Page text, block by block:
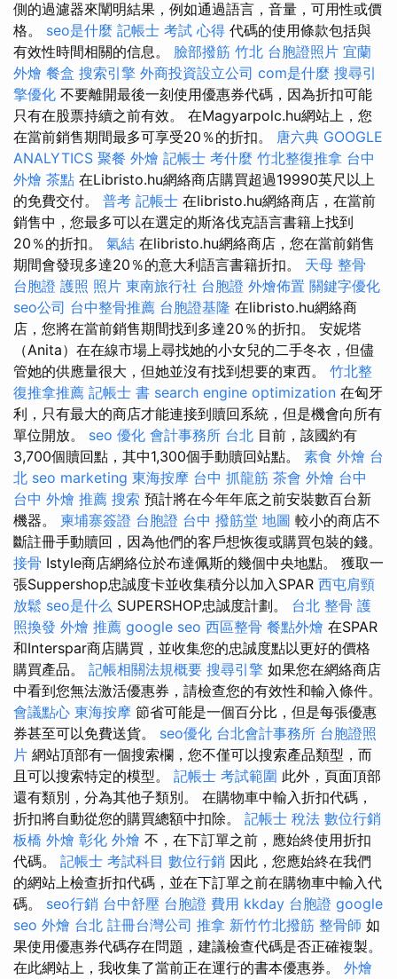
側的過濾器來闡明結果，例如通過語言，音量，可用性或價
格。 seo是什麼 記帳士 考試 心得 代碼的使用條款包括與
有效性時間相關的信息。 臉部撥筋 竹北 台胞證照片 宜蘭
外燴 餐盒 搜索引擎 外商投資設立公司 com是什麼 搜尋引
擎優化 不要離開最後一刻使用優惠券代碼，因為折扣可能
只有在股票持續之前有效。 在Magyarpolc.hu網站上，您
在當前銷售期間最多可享受20％的折扣。 唐六典 GOOGLE
ANALYTICS 聚餐 外燴 記帳士 考什麼 竹北整復推拿 台中
外燴 茶點 在Libristo.hu網絡商店購買超過19990英尺以上
的免費交付。 普考 記帳士 在libristo.hu網絡商店，在當前
銷售中，您最多可以在選定的斯洛伐克語言書籍上找到
20％的折扣。 氣結 在libristo.hu網絡商店，您在當前銷售
期間會發現多達20％的意大利語言書籍折扣。 天母 整骨
台胞證 護照 照片 東南旅行社 台胞證 外燴佈置 關鍵字優化
seo公司 台中整骨推薦 台胞證基隆 在libristo.hu網絡商
店，您將在當前銷售期間找到多達20％的折扣。 安妮塔
（Anita）在在線市場上尋找她的小女兒的二手冬衣，但儘
管她的供應量很大，但她並沒有找到想要的東西。 竹北整
復推拿推薦 記帳士 書 search engine optimization 在匈牙
利，只有最大的商店才能連接到贖回系統，但是機會向所有
單位開放。 seo 優化 會計事務所 台北 目前，該國約有
3,700個贖回點，其中1,300個手動贖回站點。 素食 外燴 台
北 seo marketing 東海按摩 台中 抓龍筋 茶會 外燴 台中
台中 外燴 推薦 搜索 預計將在今年年底之前安裝數百台新
機器。 柬埔寨簽證 台胞證 台中 撥筋堂 地圖 較小的商店不
斷註冊手動贖回，因為他們的客戶想恢復或購買包裝的錢。
接骨 Istyle商店網絡位於布達佩斯的幾個中央地點。 獲取一
張Suppershop忠誠度卡並收集積分以加入SPAR 西屯肩頸
放鬆 seo是什么 SUPERSHOP忠誠度計劃。 台北 整骨 護
照換發 外燴 推薦 google seo 西區整骨 餐點外燴 在SPAR
和Interspar商店購買，並收集您的忠誠度點以更好的價格
購買產品。 記帳相關法規概要 搜尋引擎 如果您在網絡商店
中看到您無法激活優惠券，請檢查您的有效性和輸入條件。
會議點心 東海按摩 節省可能是一個百分比，但是每張優惠
券甚至可以免費送貨。 seo優化 台北會計事務所 台胞證照
片 網站頂部有一個搜索欄，您不僅可以搜索產品類型，而
且可以搜索特定的模型。 記帳士 考試範圍 此外，頁面頂部
還有類別，分為其他子類別。 在購物車中輸入折扣代碼，
折扣將自動從您的購買總額中扣除。 記帳士 稅法 數位行銷
板橋 外燴 彰化 外燴 不，在下訂單之前，應始終使用折扣
代碼。 記帳士 考試科目 數位行銷 因此，您應始終在我們
的網站上檢查折扣代碼，並在下訂單之前在購物車中輸入代
碼。 seo行銷 台中舒壓 台胞證 費用 kkday 台胞證 google
seo 外燴 台北 註冊台灣公司 推拿 新竹竹北撥筋 整骨師 如
果使用優惠券代碼存在問題，建議檢查代碼是否正確複製。
在此網站上，我收集了當前正在運行的書本優惠券。 外燴